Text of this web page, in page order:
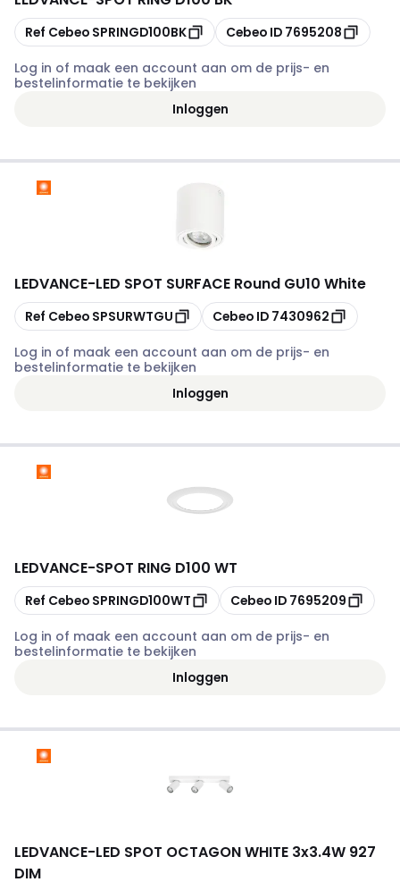
Kopiëren
Ref Cebeo SPRINGD100BK Kopiëren
Cebeo ID 7695208
Log in of maak een account aan om de prijs- en
bestelinformatie te bekijken
Inloggen
LEDVANCE-LED SPOT SURFACE Round GU10 White
Kopiëren
Ref Cebeo SPSURWTGU Kopiëren
Cebeo ID 7430962
Log in of maak een account aan om de prijs- en
bestelinformatie te bekijken
Inloggen
LEDVANCE-SPOT RING D100 WT
Kopiëren
Ref Cebeo SPRINGD100WT Kopiëren
Cebeo ID 7695209
Log in of maak een account aan om de prijs- en
bestelinformatie te bekijken
Inloggen
LEDVANCE-LED SPOT OCTAGON WHITE 3x3.4W 927
DIM